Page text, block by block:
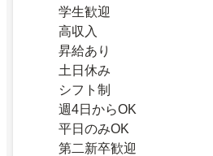
学生歓迎
高収入
昇給あり
土日休み
シフト制
週4日からOK
平日のみOK
第二新卒歓迎